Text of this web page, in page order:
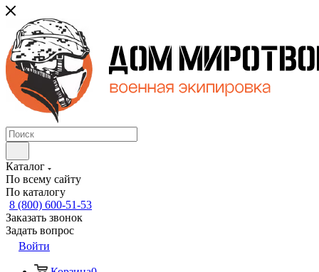
Каталог
По всему сайту
По каталогу
8 (800) 600-51-53
Заказать звонок
Задать вопрос
Войти